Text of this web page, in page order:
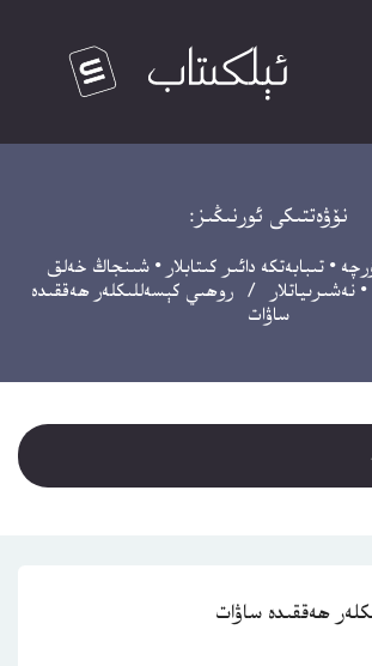
نۆۋەتتىكى ئورنىڭىز:
• تىبابەتكە دائىر كىتابلار • شىنجاڭ خەلق
• نەشىرىياتلار / روھىي كېسەللىكلەر ھەققىدە
ساۋات
ھەققىدە ساۋات